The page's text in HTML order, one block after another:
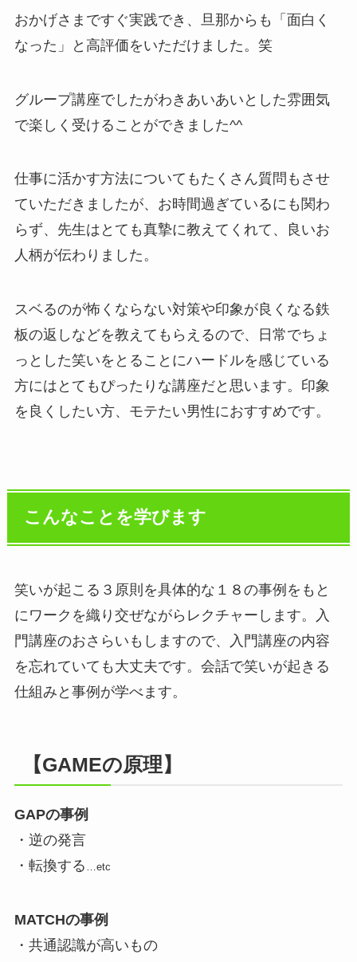
おかげさまですぐ実践でき、旦那からも「面白く
なった」と高評価をいただけました。笑
グループ講座でしたがわきあいあいとした雰囲気
で楽しく受けることができました^^
仕事に活かす方法についてもたくさん質問もさせ
ていただきましたが、お時間過ぎているにも関わ
らず、先生はとても真摯に教えてくれて、良いお
人柄が伝わりました。
スベるのが怖くならない対策や印象が良くなる鉄
板の返しなどを教えてもらえるので、日常でちょ
っとした笑いをとることにハードルを感じている
方にはとてもぴったりな講座だと思います。印象
を良くしたい方、モテたい男性におすすめです。
こんなことを学びます
笑いが起こる３原則を具体的な１８の事例をもと
にワークを織り交ぜながらレクチャーします。入
門講座のおさらいもしますので、入門講座の内容
を忘れていても大丈夫です。会話で笑いが起きる
仕組みと事例が学べます。
【GAMEの原理】
GAPの事例
・逆の発言
・転換する …etc
MATCHの事例
・共通認識が高いもの